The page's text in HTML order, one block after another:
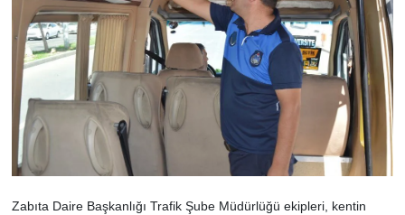
Zabıta Daire Başkanlığı Trafik Şube Müdürlüğü ekipleri, kentin